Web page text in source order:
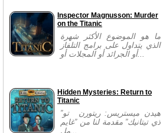
Inspector Magnusson: Murder
on the Titanic
ما هو الموضوع الأكثر شهرة
الذي يتداول على برامج التلفاز
أو الجرائد أو المجلات أو...
Hidden Mysteries: Return to
Titanic
”هيدن ميستريس: ريتورن تو
ذي تيتانيك” مقدمة لنا من ”غايم
مل...